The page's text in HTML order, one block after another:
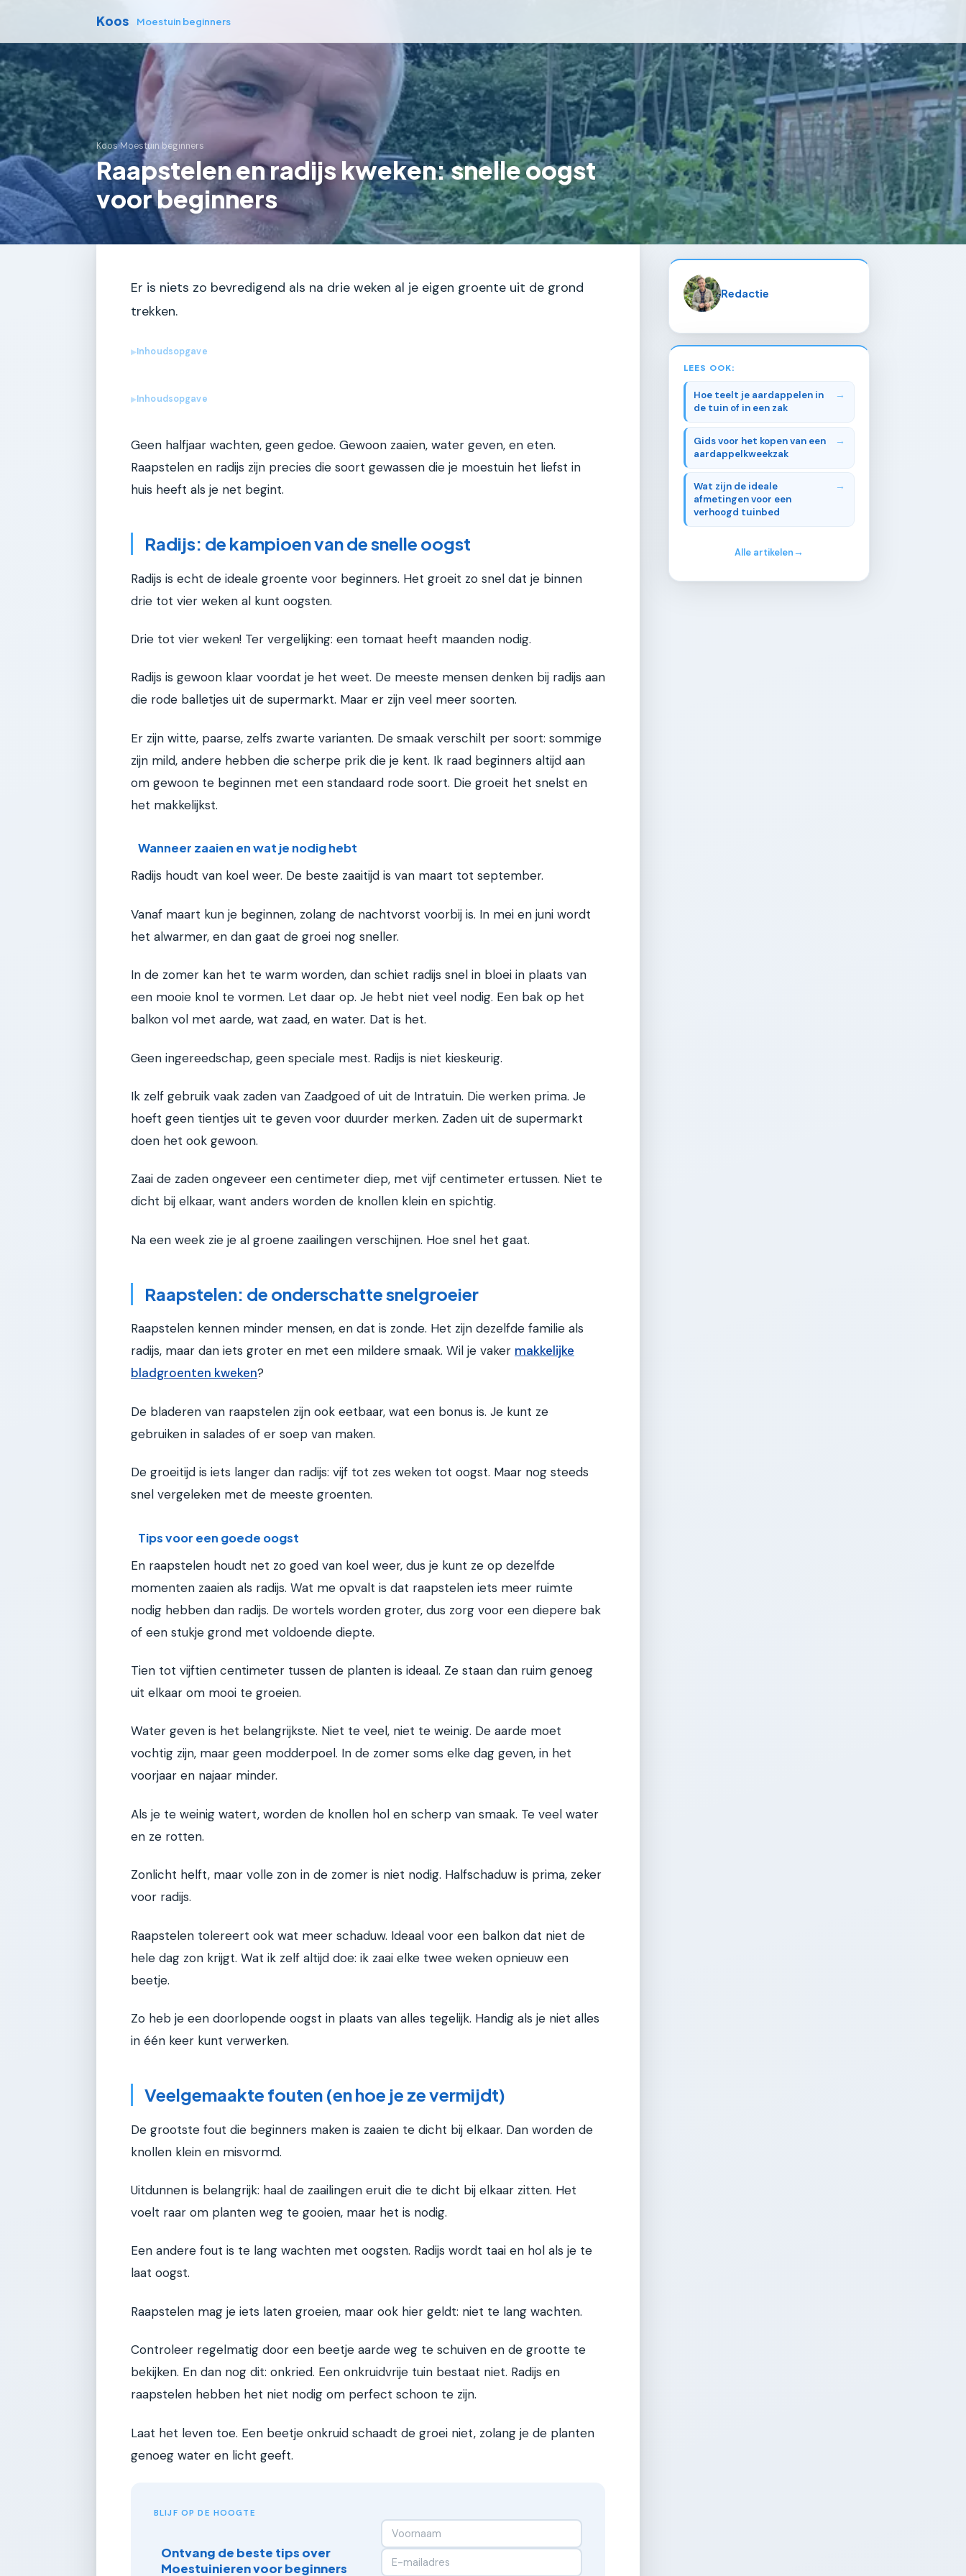
Koos Moestuin beginners
Koos›Moestuin beginners
Raapstelen en radijs kweken: snelle oogst
voor beginners
Er is niets zo bevredigend als na drie weken al je eigen groente uit de grond
trekken.
▶Inhoudsopgave
▶Inhoudsopgave
Geen halfjaar wachten, geen gedoe. Gewoon zaaien, water geven, en eten.
Raapstelen en radijs zijn precies die soort gewassen die je moestuin het liefst in
huis heeft als je net begint.
Radijs: de kampioen van de snelle oogst
Radijs is echt de ideale groente voor beginners. Het groeit zo snel dat je binnen
drie tot vier weken al kunt oogsten.
Drie tot vier weken! Ter vergelijking: een tomaat heeft maanden nodig.
Radijs is gewoon klaar voordat je het weet. De meeste mensen denken bij radijs aan
die rode balletjes uit de supermarkt. Maar er zijn veel meer soorten.
Er zijn witte, paarse, zelfs zwarte varianten. De smaak verschilt per soort: sommige
zijn mild, andere hebben die scherpe prik die je kent. Ik raad beginners altijd aan
om gewoon te beginnen met een standaard rode soort. Die groeit het snelst en
het makkelijkst.
Wanneer zaaien en wat je nodig hebt
Radijs houdt van koel weer. De beste zaaitijd is van maart tot september.
Vanaf maart kun je beginnen, zolang de nachtvorst voorbij is. In mei en juni wordt
het alwarmer, en dan gaat de groei nog sneller.
In de zomer kan het te warm worden, dan schiet radijs snel in bloei in plaats van
een mooie knol te vormen. Let daar op. Je hebt niet veel nodig. Een bak op het
balkon vol met aarde, wat zaad, en water. Dat is het.
Geen ingereedschap, geen speciale mest. Radijs is niet kieskeurig.
Ik zelf gebruik vaak zaden van Zaadgoed of uit de Intratuin. Die werken prima. Je
hoeft geen tientjes uit te geven voor duurder merken. Zaden uit de supermarkt
doen het ook gewoon.
Zaai de zaden ongeveer een centimeter diep, met vijf centimeter ertussen. Niet te
dicht bij elkaar, want anders worden de knollen klein en spichtig.
Na een week zie je al groene zaailingen verschijnen. Hoe snel het gaat.
Raapstelen: de onderschatte snelgroeier
Raapstelen kennen minder mensen, en dat is zonde. Het zijn dezelfde familie als
radijs, maar dan iets groter en met een mildere smaak. Wil je vaker makkelijke
bladgroenten kweken?
De bladeren van raapstelen zijn ook eetbaar, wat een bonus is. Je kunt ze
gebruiken in salades of er soep van maken.
De groeitijd is iets langer dan radijs: vijf tot zes weken tot oogst. Maar nog steeds
snel vergeleken met de meeste groenten.
Tips voor een goede oogst
En raapstelen houdt net zo goed van koel weer, dus je kunt ze op dezelfde
momenten zaaien als radijs. Wat me opvalt is dat raapstelen iets meer ruimte
nodig hebben dan radijs. De wortels worden groter, dus zorg voor een diepere bak
of een stukje grond met voldoende diepte.
Tien tot vijftien centimeter tussen de planten is ideaal. Ze staan dan ruim genoeg
uit elkaar om mooi te groeien.
Water geven is het belangrijkste. Niet te veel, niet te weinig. De aarde moet
vochtig zijn, maar geen modderpoel. In de zomer soms elke dag geven, in het
voorjaar en najaar minder.
Als je te weinig watert, worden de knollen hol en scherp van smaak. Te veel water
en ze rotten.
Zonlicht helft, maar volle zon in de zomer is niet nodig. Halfschaduw is prima, zeker
voor radijs.
Raapstelen tolereert ook wat meer schaduw. Ideaal voor een balkon dat niet de
hele dag zon krijgt. Wat ik zelf altijd doe: ik zaai elke twee weken opnieuw een
beetje.
Zo heb je een doorlopende oogst in plaats van alles tegelijk. Handig als je niet alles
in één keer kunt verwerken.
Veelgemaakte fouten (en hoe je ze vermijdt)
De grootste fout die beginners maken is zaaien te dicht bij elkaar. Dan worden de
knollen klein en misvormd.
Uitdunnen is belangrijk: haal de zaailingen eruit die te dicht bij elkaar zitten. Het
voelt raar om planten weg te gooien, maar het is nodig.
Een andere fout is te lang wachten met oogsten. Radijs wordt taai en hol als je te
laat oogst.
Raapstelen mag je iets laten groeien, maar ook hier geldt: niet te lang wachten.
Controleer regelmatig door een beetje aarde weg te schuiven en de grootte te
bekijken. En dan nog dit: onkried. Een onkruidvrije tuin bestaat niet. Radijs en
raapstelen hebben het niet nodig om perfect schoon te zijn.
Laat het leven toe. Een beetje onkruid schaadt de groei niet, zolang je de planten
genoeg water en licht geeft.
BLIJF OP DE HOOGTE
Ontvang de beste tips over
Moestuinieren voor beginners
Redactie
LEES OOK:
Hoe teelt je aardappelen in
de tuin of in een zak
Gids voor het kopen van een
aardappelkweekzak
Wat zijn de ideale
afmetingen voor een
verhoogd tuinbed
Alle artikelen